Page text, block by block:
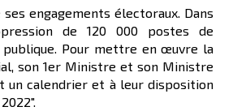
engagements électoraux. Dans
de 120 000 postes de
Pour mettre en œuvre la
son 1er Ministre et son Ministre
un calendrier et à leur disposition